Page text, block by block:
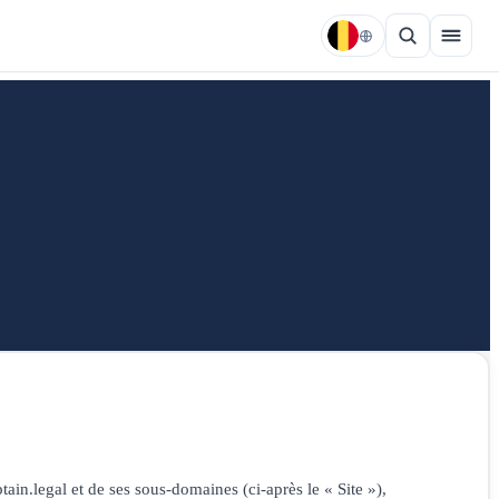
et de ses sous-domaines (ci-après le « Site »),